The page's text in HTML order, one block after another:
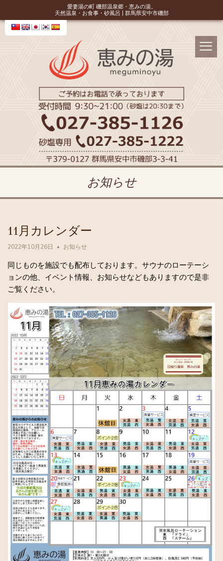
愛妻湯の町 磯部温泉郷・恵みの湯。
天然温泉・お食事・砂風呂 | 群馬県安中市磯部
お知らせ
11月カレンダー
2022年10月26日 お知らせ
同じものを施設でも配布しております。サウナのローテーシ
ョンの他、イベント情報、お知らせなどもありますので是非
ご覧ください。